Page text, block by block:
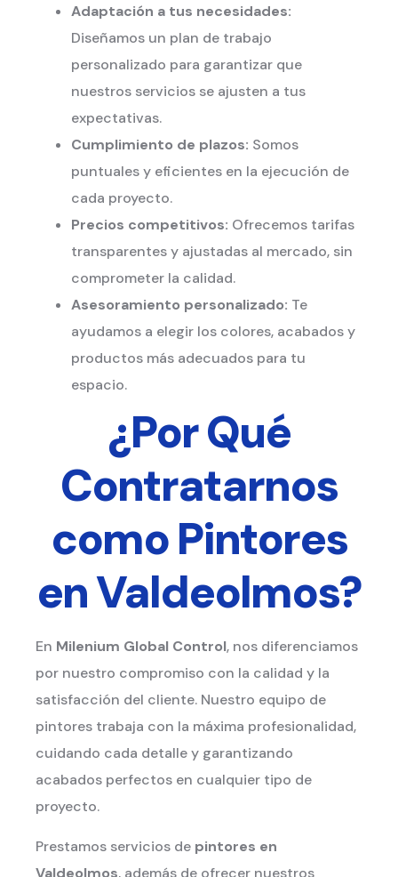
Adaptación a tus necesidades:
Diseñamos un plan de trabajo
personalizado para garantizar que
nuestros servicios se ajusten a tus
expectativas.
Cumplimiento de plazos: Somos
puntuales y eficientes en la ejecución de
cada proyecto.
Precios competitivos: Ofrecemos tarifas
transparentes y ajustadas al mercado, sin
comprometer la calidad.
Asesoramiento personalizado: Te
ayudamos a elegir los colores, acabados y
productos más adecuados para tu
espacio.
¿Por Qué
Contratarnos
como Pintores
en Valdeolmos?
En Milenium Global Control, nos diferenciamos
por nuestro compromiso con la calidad y la
satisfacción del cliente. Nuestro equipo de
pintores trabaja con la máxima profesionalidad,
cuidando cada detalle y garantizando
acabados perfectos en cualquier tipo de
proyecto.
Prestamos servicios de pintores en
Valdeolmos, además de ofrecer nuestros